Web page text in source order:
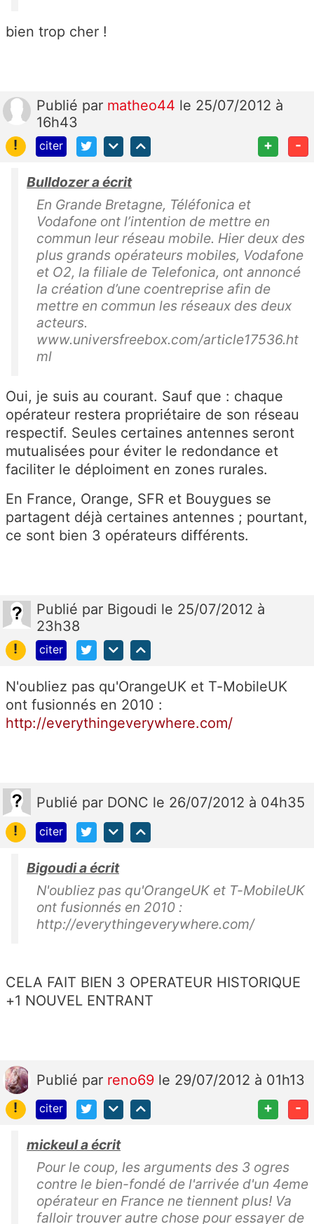
bien trop cher !
Publié par matheo44 le 25/07/2012 à
16h43
!
citer + -
Bulldozer a écrit
En Grande Bretagne, Téléfonica et
Vodafone ont l’intention de mettre en
commun leur réseau mobile. Hier deux des
plus grands opérateurs mobiles, Vodafone
et O2, la filiale de Telefonica, ont annoncé
la création d’une coentreprise afin de
mettre en commun les réseaux des deux
acteurs.
www.universfreebox.com/article17536.ht
ml
Oui, je suis au courant. Sauf que : chaque
opérateur restera propriétaire de son réseau
respectif. Seules certaines antennes seront
mutualisées pour éviter le redondance et
faciliter le déploiment en zones rurales.
En France, Orange, SFR et Bouygues se
partagent déjà certaines antennes ; pourtant,
ce sont bien 3 opérateurs différents.
Publié par Bigoudi le 25/07/2012 à
23h38
!
citer
N'oubliez pas qu'OrangeUK et T-MobileUK
ont fusionnés en 2010 :
http://everythingeverywhere.com/
Publié par DONC le 26/07/2012 à 04h35
!
citer
Bigoudi a écrit
N'oubliez pas qu'OrangeUK et T-MobileUK
ont fusionnés en 2010 :
http://everythingeverywhere.com/
CELA FAIT BIEN 3 OPERATEUR HISTORIQUE
+1 NOUVEL ENTRANT
Publié par reno69 le 29/07/2012 à 01h13
!
citer + -
mickeul a écrit
Pour le coup, les arguments des 3 ogres
contre le bien-fondé de l'arrivée d'un 4eme
opérateur en France ne tiennent plus! Va
falloir trouver autre chose pour essayer de